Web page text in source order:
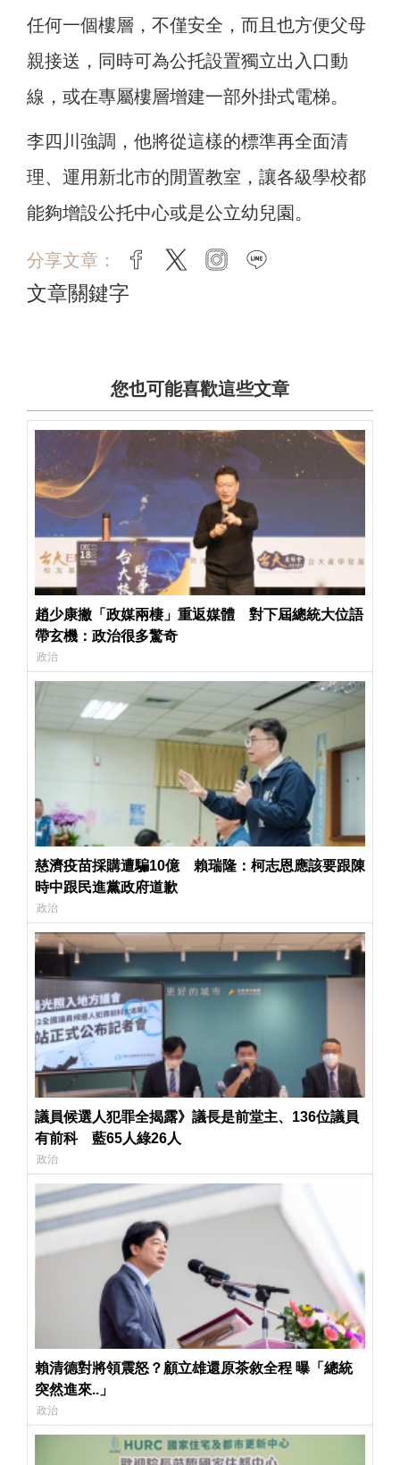
任何一個樓層，不僅安全，而且也方便父母
親接送，同時可為公托設置獨立出入口動
線，或在專屬樓層增建一部外掛式電梯。
李四川強調，他將從這樣的標準再全面清
理、運用新北市的閒置教室，讓各級學校都
能夠增設公托中心或是公立幼兒園。
分享文章： facebook
twitter instagram
文章關鍵字
您也可能喜歡這些文章
趙少康撇「政媒兩棲」重返媒體 對下屆總統大位語
帶玄機：政治很多驚奇
政治
慈濟疫苗採購遭騙10億 賴瑞隆：柯志恩應該要跟陳
時中跟民進黨政府道歉
政治
議員候選人犯罪全揭露》議長是前堂主、136位議員
有前科 藍65人綠26人
政治
賴清德對將領震怒？顧立雄還原茶敘全程 曝「總統
突然進來..」
政治